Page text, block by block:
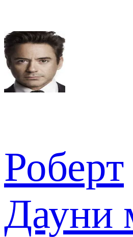
Роберт
Дауни